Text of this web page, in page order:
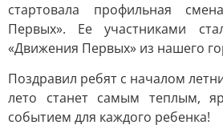
стартовала профильная
Первых». Ее участниками
«Движения Первых» из нашего
Поздравил ребят с началом
лето станет самым теплым,
событием для каждого ребенка!